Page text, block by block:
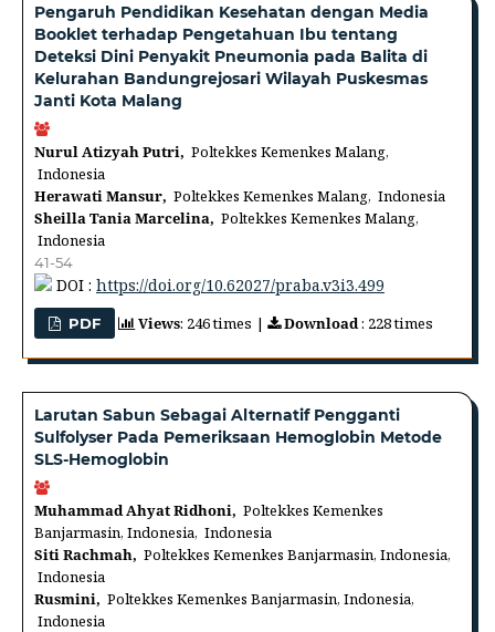
Pengaruh Pendidikan Kesehatan dengan Media
Booklet terhadap Pengetahuan Ibu tentang
Deteksi Dini Penyakit Pneumonia pada Balita di
Kelurahan Bandungrejosari Wilayah Puskesmas
Janti Kota Malang
Nurul Atizyah Putri, Poltekkes Kemenkes Malang,
Indonesia
Herawati Mansur, Poltekkes Kemenkes Malang, Indonesia
Sheilla Tania Marcelina, Poltekkes Kemenkes Malang,
Indonesia
41-54
DOI : https://doi.org/10.62027/praba.v3i3.499
PDF Views: 246 times | Download: 228 times
Larutan Sabun Sebagai Alternatif Pengganti
Sulfolyser Pada Pemeriksaan Hemoglobin Metode
SLS-Hemoglobin
Muhammad Ahyat Ridhoni, Poltekkes Kemenkes
Banjarmasin, Indonesia, Indonesia
Siti Rachmah, Poltekkes Kemenkes Banjarmasin, Indonesia,
Indonesia
Rusmini, Poltekkes Kemenkes Banjarmasin, Indonesia,
Indonesia